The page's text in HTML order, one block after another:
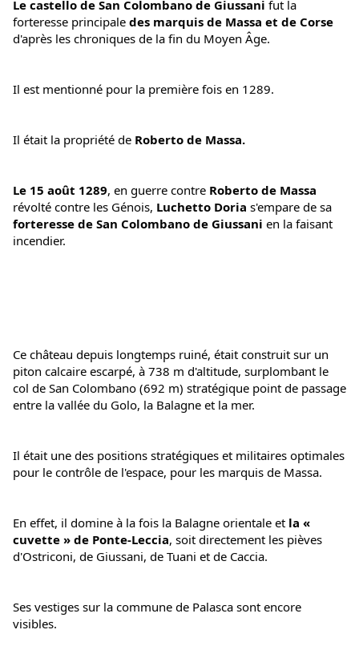
Le castello de San Colombano de Giussani fut la
forteresse principale
d'après les chroniques de la fin du Moyen Âge.
Il est mentionné pour la première fois en 1289.
Il était la propriété de Roberto de Massa.
Le 15 août 1289, en guerre contre Roberto de Massa
révolté contre les Génois, Luchetto Doria s'empare de sa
forteresse de San Colombano de Giussani en la faisant
incendier.
Ce château depuis longtemps ruiné, était construit sur un
piton calcaire escarpé, à 738 m d'altitude, surplombant le
col de San Colombano (692 m) stratégique point de passage
entre la vallée du Golo, la Balagne et la mer.
Il était une des positions stratégiques et militaires optimales
pour le contrôle de l'espace, pour les marquis de Massa.
En effet, il domine à la fois la Balagne orientale et la «
cuvette » de Ponte-Leccia, soit directement les pièves
d'Ostriconi, de Giussani, de Tuani et de Caccia.
Ses vestiges sur la commune de Palasca sont encore
visibles.